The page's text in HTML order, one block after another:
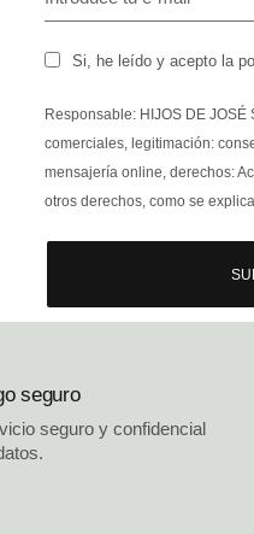
Si, he leído y acepto la
Responsable: HIJOS DE
comerciales, legitimación:
mensajería online, derechos:
otros derechos, como se
seguro
seguro y confidencial